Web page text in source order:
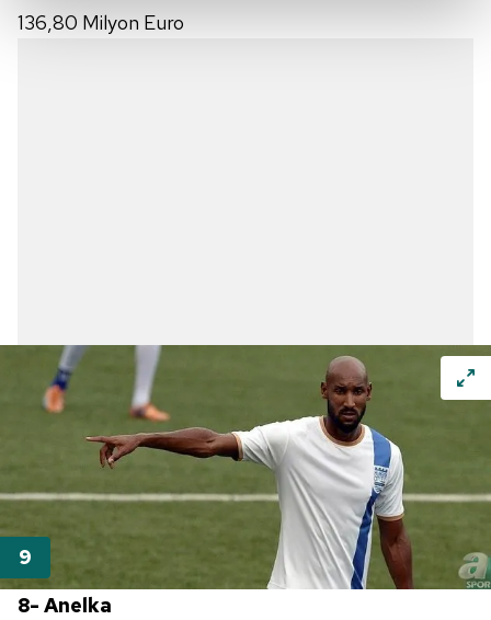
sınırlı olarak açık rızanız dahilinde kullanılacaktır.
Çerezlere ilişkin tercihlerinizi aşağıda yer alan panel
vasıtasıyla belirleyebilirsiniz. Çerezlere ilişkin detaylı bilgi
için Ayarlar butonuna tıklayabilir,Çerez Bilgilendirme
Metnimiziziyaret edebilirsiniz.
6698 sayılı Kişisel Verilerin Korunması Kanunu uyarınca
hazırlanmış Aydınlatma Metnimizi okumak ve sitemizde
ilgili mevzuata uygun olarak kullanılan çerezlerle ilgili bilgi
136,80 Milyon Euro
8- Anelka